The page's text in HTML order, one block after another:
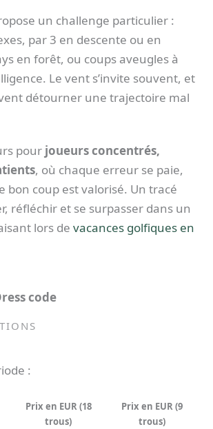
un challenge particulier :
par 3 en descente ou en
en forêt, ou coups aveugles à
Le vent s’invite souvent, et
détourner une trajectoire mal
pour joueurs concentrés,
, où chaque erreur se paie,
bon coup est valorisé. Un tracé
réfléchir et se surpasser dans un
lors de vacances golfiques en
code
:
Prix en EUR (18
trous)
Prix en EUR (9
trous)